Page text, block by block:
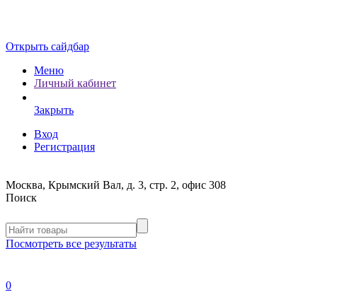
Открыть сайдбар
Меню
Личный кабинет
Закрыть
Вход
Регистрация
Москва, Крымский Вал, д. 3, стр. 2, офис 308
Поиск
Посмотреть все результаты
0